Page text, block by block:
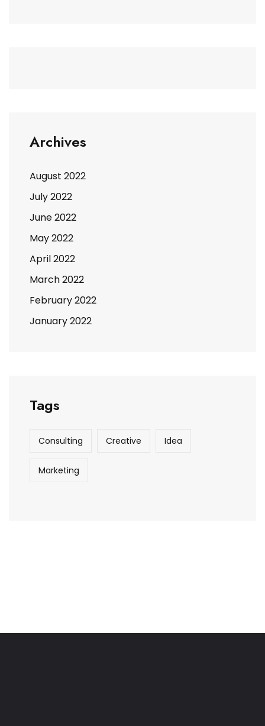
Archives
August 2022
July 2022
June 2022
May 2022
April 2022
March 2022
February 2022
January 2022
Tags
Consulting Creative Idea
Marketing